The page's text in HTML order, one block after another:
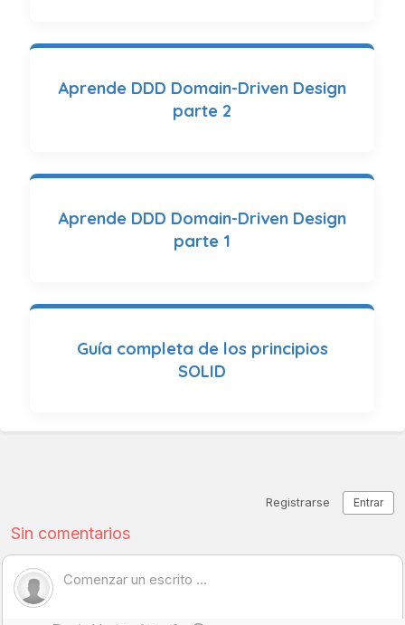
Aprende DDD Domain-Driven Design
parte 2
Aprende DDD Domain-Driven Design
parte 1
Guía completa de los principios
SOLID